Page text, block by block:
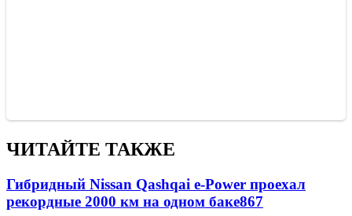
ЧИТАЙТЕ ТАКЖЕ
Гибридный Nissan Qashqai e-Power проехал
рекордные 2000 км на одном баке867